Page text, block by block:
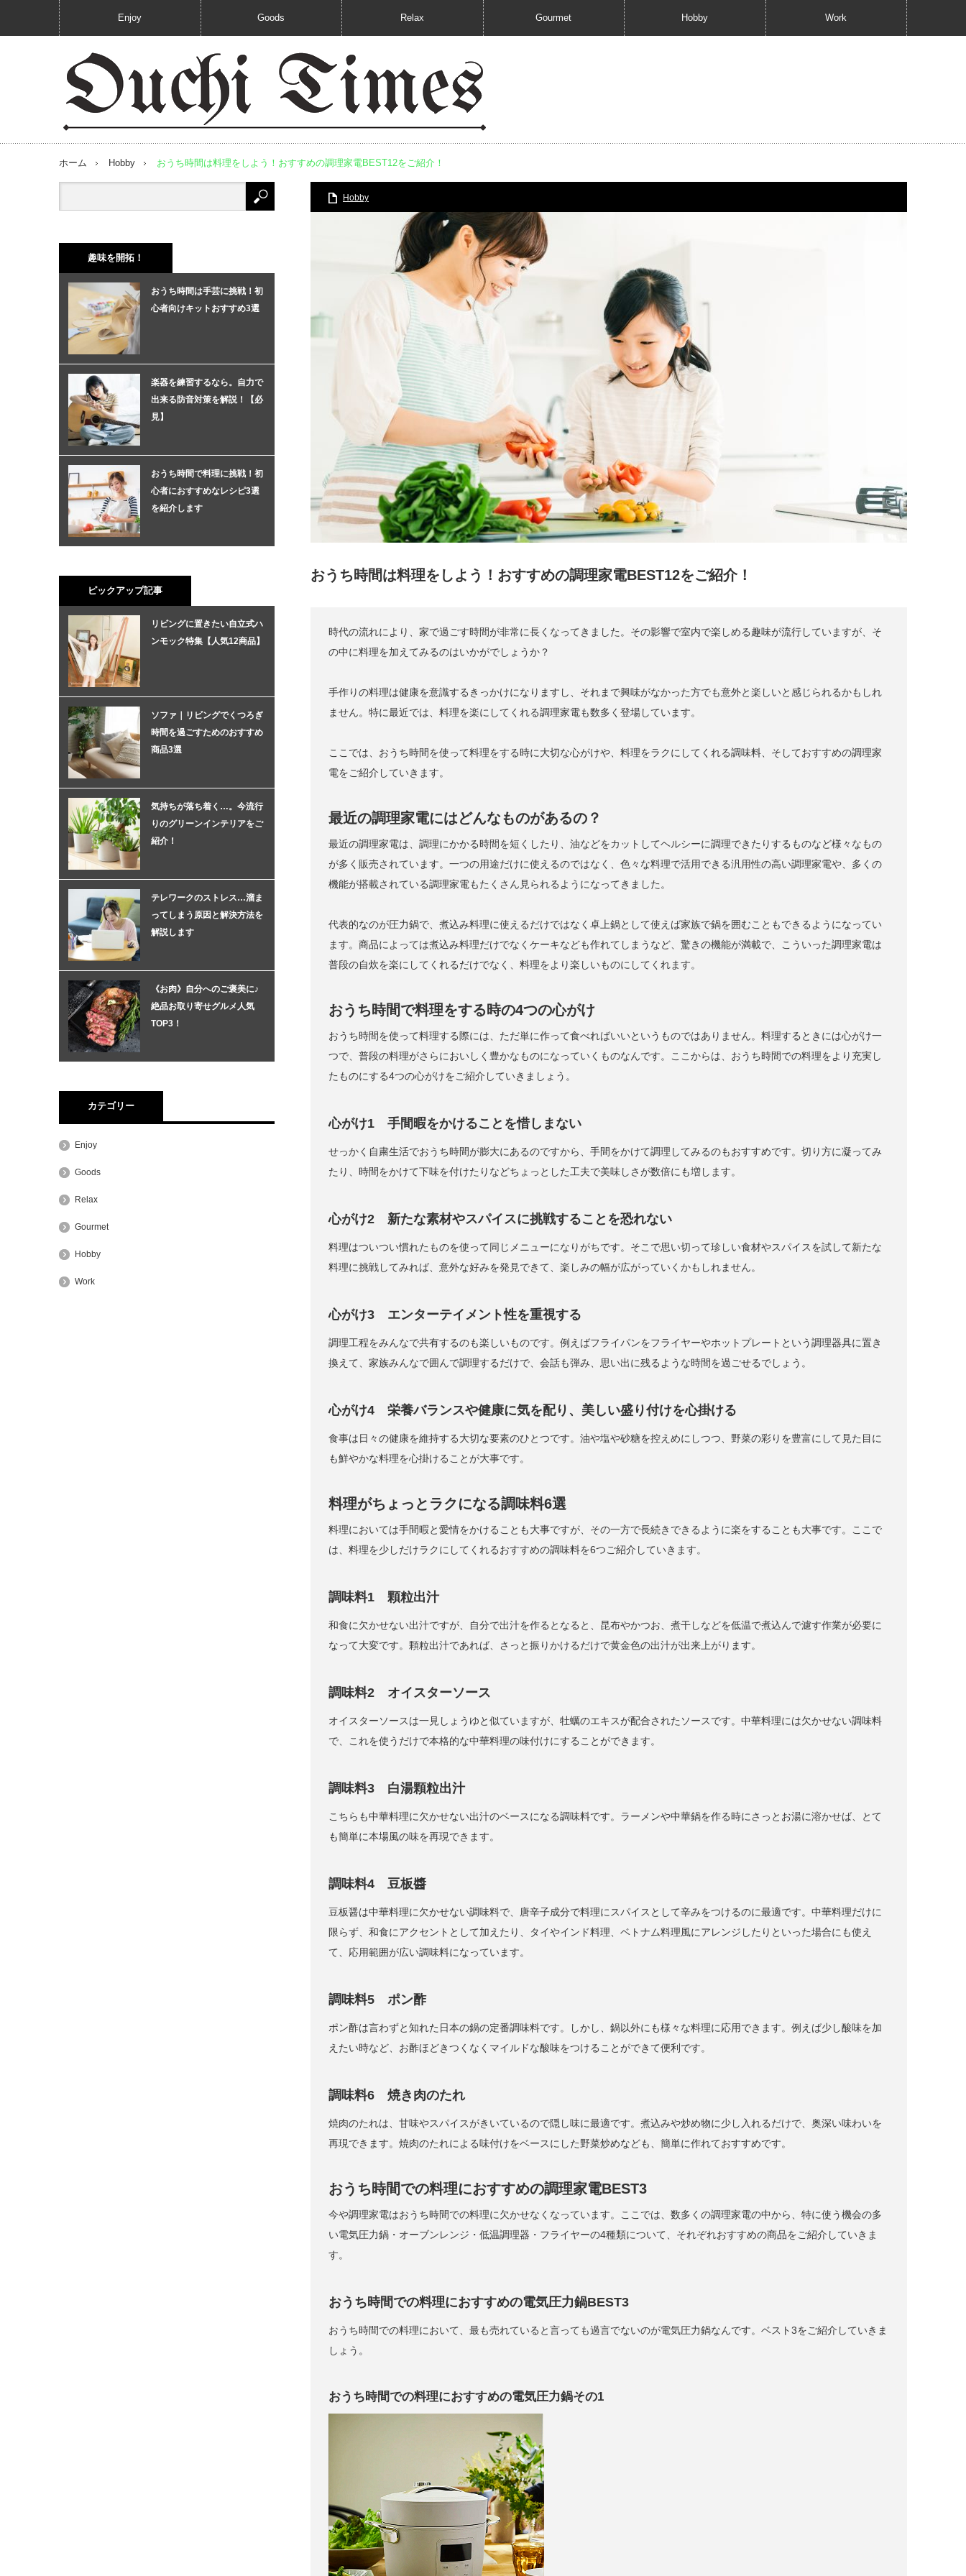
Enjoy Goods Relax Gourmet Hobby Work
ホーム Hobby おうち時間は料理をしよう！おすすめの調理家電BEST12をご紹介！
Hobby
おうち時間は料理をしよう！おすすめの調理家電BEST12をご紹介！
時代の流れにより、家で過ごす時間が非常に長くなってきました。その影響で室内で楽しめる趣味が流行していますが、そ
の中に料理を加えてみるのはいかがでしょうか？
手作りの料理は健康を意識するきっかけになりますし、それまで興味がなかった方でも意外と楽しいと感じられるかもしれ
ません。特に最近では、料理を楽にしてくれる調理家電も数多く登場しています。
ここでは、おうち時間を使って料理をする時に大切な心がけや、料理をラクにしてくれる調味料、そしておすすめの調理家
電をご紹介していきます。
最近の調理家電にはどんなものがあるの？
最近の調理家電は、調理にかかる時間を短くしたり、油などをカットしてヘルシーに調理できたりするものなど様々なもの
が多く販売されています。一つの用途だけに使えるのではなく、色々な料理で活用できる汎用性の高い調理家電や、多くの
機能が搭載されている調理家電もたくさん見られるようになってきました。
代表的なのが圧力鍋で、煮込み料理に使えるだけではなく卓上鍋として使えば家族で鍋を囲むこともできるようになってい
ます。商品によっては煮込み料理だけでなくケーキなども作れてしまうなど、驚きの機能が満載で、こういった調理家電は
普段の自炊を楽にしてくれるだけでなく、料理をより楽しいものにしてくれます。
おうち時間で料理をする時の4つの心がけ
おうち時間を使って料理する際には、ただ単に作って食べればいいというものではありません。料理するときには心がけ一
つで、普段の料理がさらにおいしく豊かなものになっていくものなんです。ここからは、おうち時間での料理をより充実し
たものにする4つの心がけをご紹介していきましょう。
心がけ1 手間暇をかけることを惜しまない
せっかく自粛生活でおうち時間が膨大にあるのですから、手間をかけて調理してみるのもおすすめです。切り方に凝ってみ
たり、時間をかけて下味を付けたりなどちょっとした工夫で美味しさが数倍にも増します。
心がけ2 新たな素材やスパイスに挑戦することを恐れない
料理はついつい慣れたものを使って同じメニューになりがちです。そこで思い切って珍しい食材やスパイスを試して新たな
料理に挑戦してみれば、意外な好みを発見できて、楽しみの幅が広がっていくかもしれません。
心がけ3 エンターテイメント性を重視する
調理工程をみんなで共有するのも楽しいものです。例えばフライパンをフライヤーやホットプレートという調理器具に置き
換えて、家族みんなで囲んで調理するだけで、会話も弾み、思い出に残るような時間を過ごせるでしょう。
心がけ4 栄養バランスや健康に気を配り、美しい盛り付けを心掛ける
食事は日々の健康を維持する大切な要素のひとつです。油や塩や砂糖を控えめにしつつ、野菜の彩りを豊富にして見た目に
も鮮やかな料理を心掛けることが大事です。
料理がちょっとラクになる調味料6選
料理においては手間暇と愛情をかけることも大事ですが、その一方で長続きできるように楽をすることも大事です。ここで
は、料理を少しだけラクにしてくれるおすすめの調味料を6つご紹介していきます。
調味料1 顆粒出汁
和食に欠かせない出汁ですが、自分で出汁を作るとなると、昆布やかつお、煮干しなどを低温で煮込んで濾す作業が必要に
なって大変です。顆粒出汁であれば、さっと振りかけるだけで黄金色の出汁が出来上がります。
調味料2 オイスターソース
オイスターソースは一見しょうゆと似ていますが、牡蠣のエキスが配合されたソースです。中華料理には欠かせない調味料
で、これを使うだけで本格的な中華料理の味付けにすることができます。
調味料3 白湯顆粒出汁
こちらも中華料理に欠かせない出汁のベースになる調味料です。ラーメンや中華鍋を作る時にさっとお湯に溶かせば、とて
も簡単に本場風の味を再現できます。
調味料4 豆板醬
豆板醤は中華料理に欠かせない調味料で、唐辛子成分で料理にスパイスとして辛みをつけるのに最適です。中華料理だけに
限らず、和食にアクセントとして加えたり、タイやインド料理、ベトナム料理風にアレンジしたりといった場合にも使え
て、応用範囲が広い調味料になっています。
調味料5 ポン酢
ポン酢は言わずと知れた日本の鍋の定番調味料です。しかし、鍋以外にも様々な料理に応用できます。例えば少し酸味を加
えたい時など、お酢ほどきつくなくマイルドな酸味をつけることができて便利です。
調味料6 焼き肉のたれ
焼肉のたれは、甘味やスパイスがきいているので隠し味に最適です。煮込みや炒め物に少し入れるだけで、奥深い味わいを
再現できます。焼肉のたれによる味付けをベースにした野菜炒めなども、簡単に作れておすすめです。
おうち時間での料理におすすめの調理家電BEST3
今や調理家電はおうち時間での料理に欠かせなくなっています。ここでは、数多くの調理家電の中から、特に使う機会の多
い電気圧力鍋・オーブンレンジ・低温調理器・フライヤーの4種類について、それぞれおすすめの商品をご紹介していきま
す。
おうち時間での料理におすすめの電気圧力鍋BEST3
おうち時間での料理において、最も売れていると言っても過言でないのが電気圧力鍋なんです。ベスト3をご紹介していきま
しょう。
おうち時間での料理におすすめの電気圧力鍋その1
趣味を開拓！
おうち時間は手芸に挑戦！初
心者向けキットおすすめ3選
楽器を練習するなら。自力で
出来る防音対策を解説！【必
見】
おうち時間で料理に挑戦！初
心者におすすめなレシピ3選
を紹介します
ピックアップ記事
リビングに置きたい自立式ハ
ンモック特集【人気12商品】
ソファ｜リビングでくつろぎ
時間を過ごすためのおすすめ
商品3選
気持ちが落ち着く…。今流行
りのグリーンインテリアをご
紹介！
テレワークのストレス…溜ま
ってしまう原因と解決方法を
解説します
《お肉》自分へのご褒美に♪
絶品お取り寄せグルメ人気
TOP3！
カテゴリー
Enjoy
Goods
Relax
Gourmet
Hobby
Work